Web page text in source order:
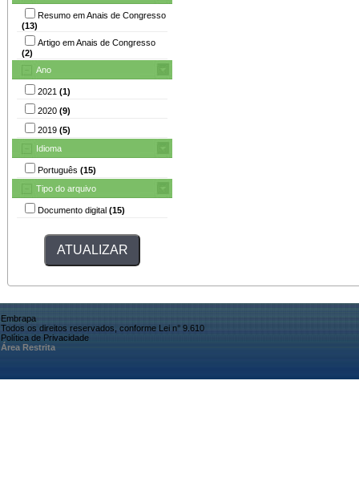
Resumo em Anais de Congresso
(13)
Artigo em Anais de Congresso
(2)
Ano
2021 (1)
2020 (9)
2019 (5)
Idioma
Português (15)
Tipo do arquivo
Documento digital (15)
Embrapa
Todos os direitos reservados, conforme Lei n° 9.610
Política de Privacidade
Área Restrita